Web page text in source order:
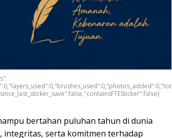
bertahan puluhan tahun di dunia
serta komitmen terhadap